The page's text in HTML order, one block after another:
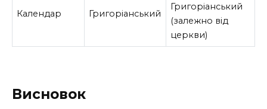
Календар Григоріанський
Григоріанський
(залежно від
церкви)
Висновок